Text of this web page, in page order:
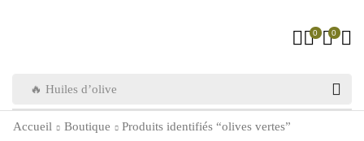
🔥 Huiles d’olive
0 0
Accueil Boutique Produits identifiés “olives vertes”